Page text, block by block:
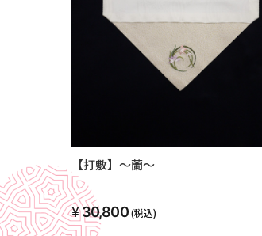
【打敷】～蘭～
30,800(税込)